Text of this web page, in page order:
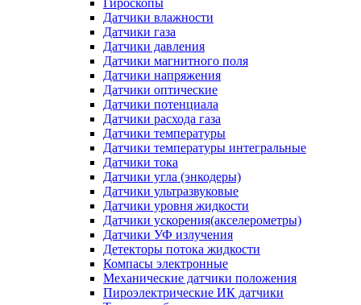
Гироскопы
Датчики влажности
Датчики газа
Датчики давления
Датчики магнитного поля
Датчики напряжения
Датчики оптические
Датчики потенциала
Датчики расхода газа
Датчики температуры
Датчики температуры интегральные
Датчики тока
Датчики угла (энкодеры)
Датчики ультразвуковые
Датчики уровня жидкости
Датчики ускорения(акселерометры)
Датчики УФ излучения
Детекторы потока жидкости
Компасы электронные
Механические датчики положения
Пироэлектрические ИК датчики